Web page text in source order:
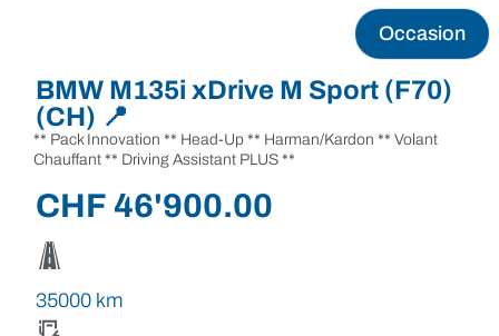
Occasion
BMW M135i xDrive M Sport (F70)
(CH) 📍
** Pack Innovation ** Head-Up ** Harman/Kardon ** Volant
Chauffant ** Driving Assistant PLUS **
CHF 46'900.00
35000 km